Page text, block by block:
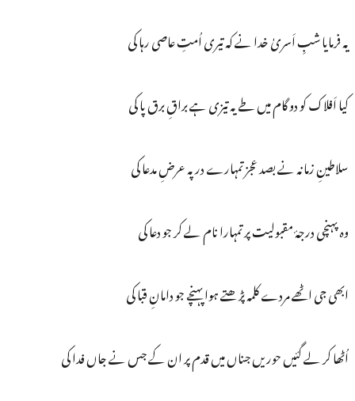
یہ فرمایا شبِ اَسریٰ خدا نے کہ تیری اُمتِ عاصی رہا کی
کیا اَفلاک کو دو گام میں طے یہ تیزی ہے براقِ برق پا کی
سلاطینِ زمانہ نے بصد عجز تمہارے در پہ عرضِ مدعا کی
وہ پہنچی درجۂ مقبولیت پر تمہارا نام لے کر جو دعا کی
ابھی جی اٹھے مردے کلمہ پڑھتے ہوا پہنچے جو دامانِ قبا کی
اُٹھا کر لے گئیں حوریں جناں میں قدم پر ان کے جس نے جاں فدا کی